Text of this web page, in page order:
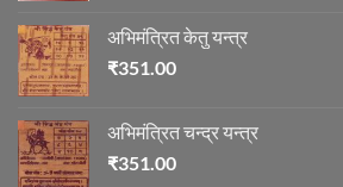
अभिमंत्रित केतु यन्त्र
₹351.00
अभिमंत्रित चन्द्र यन्त्र
₹351.00